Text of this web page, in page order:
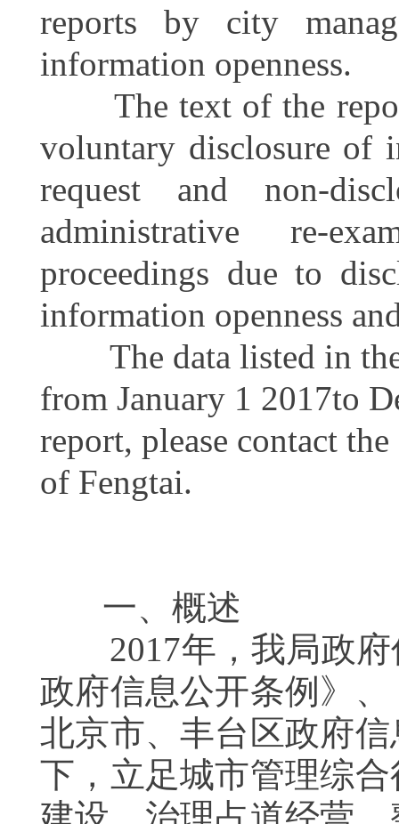
reports by city
information openness.
The text of the report
voluntary disclosure of
request and non-
administrative re-
proceedings due to
information openness
The data listed in the
from January 1 2017to
report, please contact
of Fengtai.
一、概述
2017年，我局政府
政府信息公开条例》
北京市、丰台区政府
下，立足城市管理综